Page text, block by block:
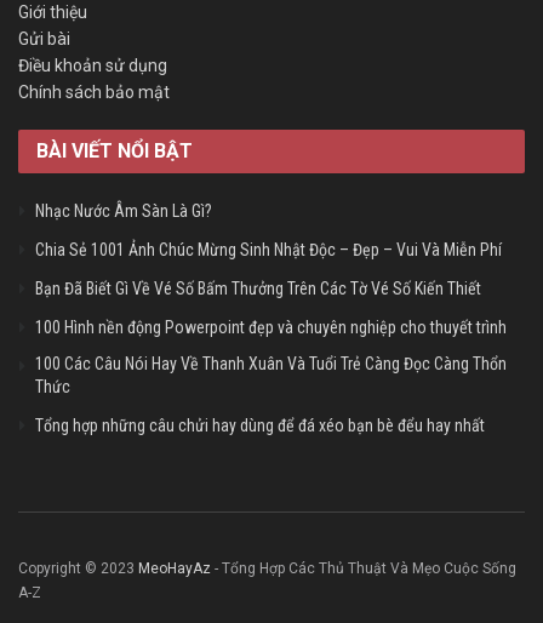
Giới thiệu
Gửi bài
Điều khoản sử dụng
Chính sách bảo mật
BÀI VIẾT NỔI BẬT
Nhạc Nước Âm Sàn Là Gì?
Chia Sẻ 1001 Ảnh Chúc Mừng Sinh Nhật Độc – Đẹp – Vui Và Miễn Phí
Bạn Đã Biết Gì Về Vé Số Bấm Thưởng Trên Các Tờ Vé Số Kiến Thiết
100 Hình nền động Powerpoint đẹp và chuyên nghiệp cho thuyết trình
100 Các Câu Nói Hay Về Thanh Xuân Và Tuổi Trẻ Càng Đọc Càng Thổn
Thức
Tổng hợp những câu chửi hay dùng để đá xéo bạn bè đểu hay nhất
Copyright © 2023 MeoHayAz - Tổng Hợp Các Thủ Thuật Và Mẹo Cuộc Sống
A-Z